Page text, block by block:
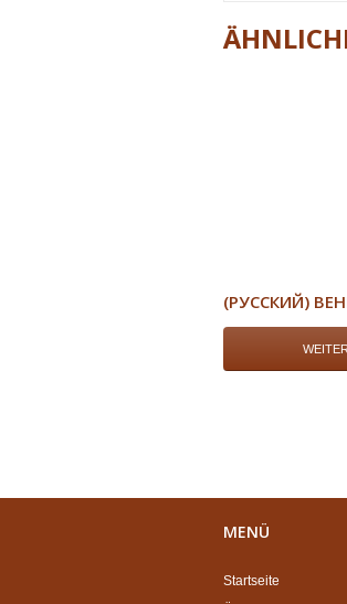
(РУССКИЙ)
MENÜ
Startseite